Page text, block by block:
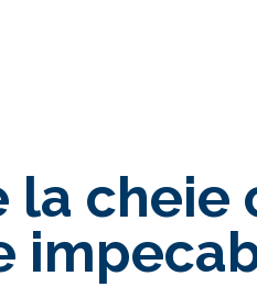
la cheie